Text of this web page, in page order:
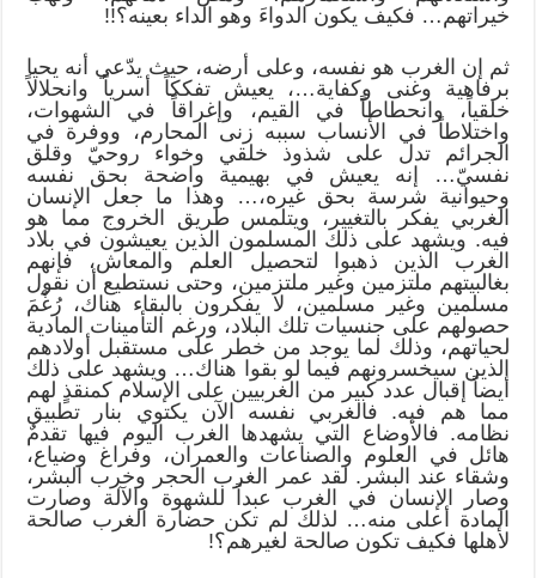
خيراتهم… فكيف يكون الدواءَ وهو الداء بعينه؟!!
ثم إن الغرب هو نفسه، وعلى أرضه، حيث يدّعي أنه يحيا
برفاهية وغنى وكفاية…، يعيش تفككاً أسرياً وانحلالاً
خلقياً، وانحطاطاً في القيم، وإغراقاً في الشهوات،
واختلاطاً في الأنساب سببه زنى المحارم، ووفرة في
الجرائم تدل على شذوذ خلقي وخواء روحيّ وقلق
نفسيّ… إنه يعيش في بهيمية واضحة بحق نفسه
وحيوانية شرسة بحق غيره،… وهذا ما جعل الإنسان
الغربي يفكر بالتغيير، ويتلمس طريق الخروج مما هو
فيه. ويشهد على ذلك المسلمون الذين يعيشون في بلاد
الغرب الذين ذهبوا لتحصيل العلم والمعاش، فإنهم
بغالبيتهم ملتزمين وغير ملتزمين، وحتى نستطيع أن نقول
مسلمين وغير مسلمين، لا يفكرون بالبقاء هناك، رُغْمَ
حصولهم على جنسيات تلك البلاد، ورغم التأمينات المادية
لحياتهم، وذلك لما يوجد من خطر على مستقبل أولادهم
الذين سيخسرونهم فيما لو بقوا هناك… ويشهد على ذلك
أيضاً إقبال عدد كبير من الغربيين على الإسلام كمنقذٍ لهم
مما هم فيه. فالغربي نفسه الآن يكتوي بنار تطبيق
نظامه. فالأوضاع التي يشهدها الغرب اليوم فيها تقدمٌ
هائل في العلوم والصناعات والعمران، وفراغ وضياع،
وشقاء عند البشر. لقد عمر الغرب الحجر وخرب البشر،
وصار الإنسان في الغرب عبداً للشهوة والآلة وصارت
المادة أعلى منه… لذلك لم تكن حضارة الغرب صالحة
لأهلها فكيف تكون صالحة لغيرهم؟!